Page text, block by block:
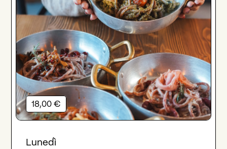
18,00 €
Lunedì